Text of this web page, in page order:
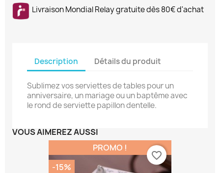
Livraison Mondial Relay gratuite dès 80€ d'achat
Description Détails du produit
Sublimez vos serviettes de tables pour un
anniversaire, un mariage ou un baptême avec
le rond de serviette papillon dentelle.
VOUS AIMEREZ AUSSI
PROMO !
-15%
favorite_border